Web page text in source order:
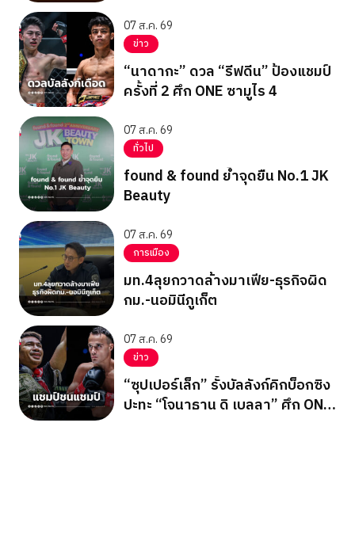
07 ส.ค. 69
ข่าว
“นาดากะ” ดวล “รีฟดีน” ป้องแชมป์
ครั้งที่ 2 ศึก ONE ซามูไร 4
07 ส.ค. 69
ทั่วไป
found & found ย้ำจุดยืน No.1 JK
Beauty
07 ส.ค. 69
การเมือง
มท.4ลุยกวาดล้างมาเฟีย-ธุรกิจผิด
กม.-นอมินีภูเก็ต
07 ส.ค. 69
ข่าว
“ซุปเปอร์เล็ก” รั้งบัลลังก์คิกบ็อกซิง
ปะทะ “โจนาธาน ดิ เบลลา” ศึก ONE